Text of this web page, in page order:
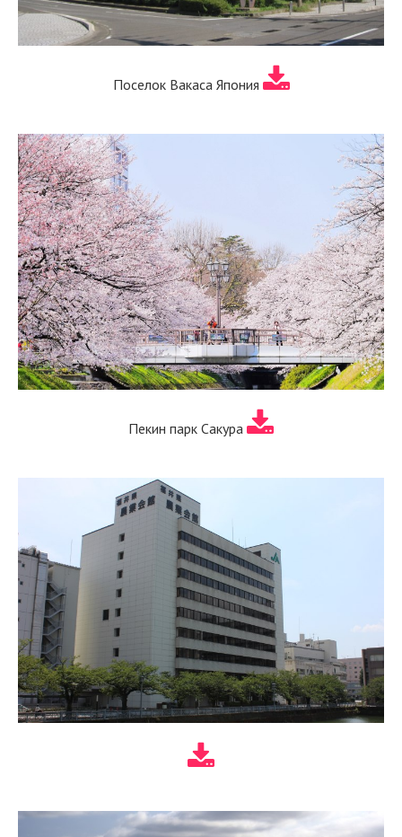
Поселок Вакаса Япония
Пекин парк Сакура